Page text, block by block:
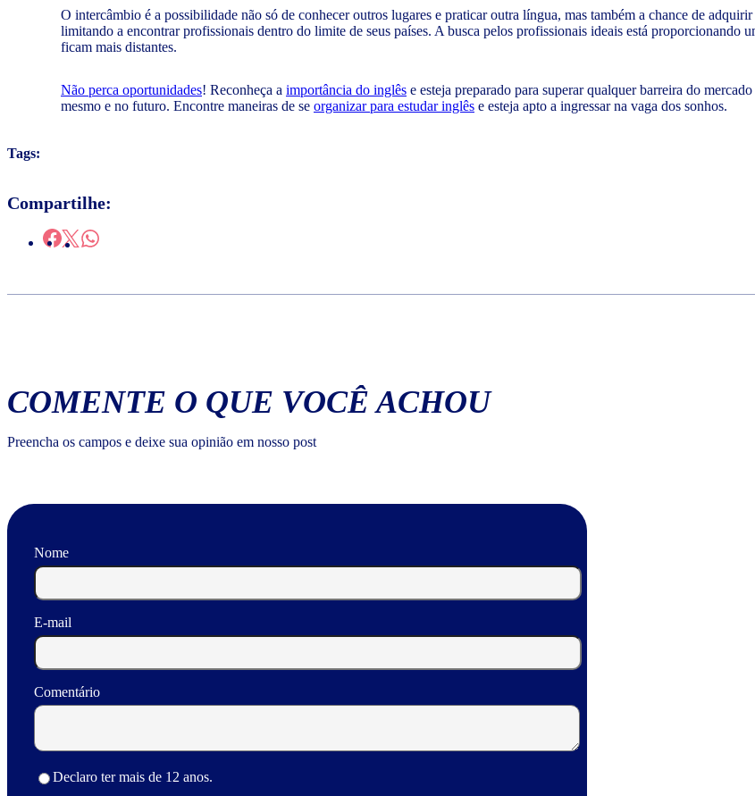
O intercâmbio é a possibilidade não só de conhecer outros lugares e praticar outra língua, mas também a chance de
limitando a encontrar profissionais dentro do limite de seus países. A busca pelos profissionais ideais está proporcionando
ficam mais distantes.
Não perca oportunidades! Reconheça a importância do inglês e esteja preparado para superar qualquer barreira do
mesmo e no futuro. Encontre maneiras de se organizar para estudar inglês e esteja apto a ingressar na vaga dos sonhos.
Tags:
Compartilhe:
COMENTE O QUE VOCÊ ACHOU
Preencha os campos e deixe sua opinião em nosso post
Nome
E-mail
Comentário
Declaro ter mais de 12 anos.